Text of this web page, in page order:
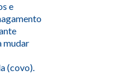
e
mudar
(covo).